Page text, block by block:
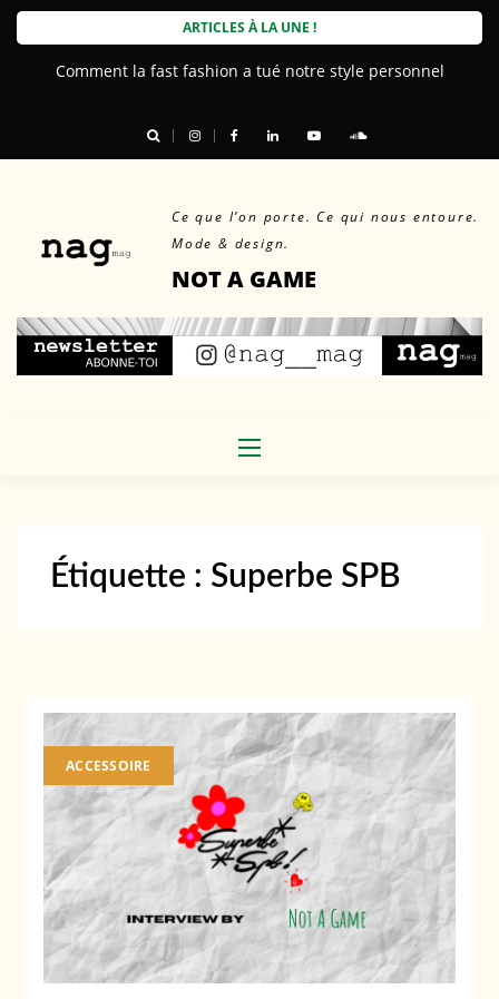
Skip
ARTICLES À LA UNE !
Comment la fast fashion a tué notre style personnel
Ce que l’on porte. Ce qui nous entoure.
Mode & design.
NOT A GAME
Étiquette : Superbe SPB
ACCESSOIRE